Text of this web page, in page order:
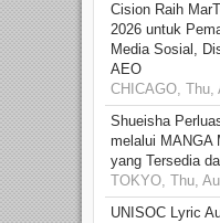
Cision Raih
2026 untuk
Media Sosial,
AEO
CHICAGO, Thu,
Shueisha
melalui MANGA
yang Tersedia
TOKYO, Thu,
UNISOC Lyric